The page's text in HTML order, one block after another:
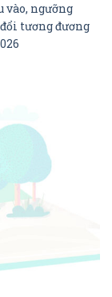
vào, ngưỡng
tương đương